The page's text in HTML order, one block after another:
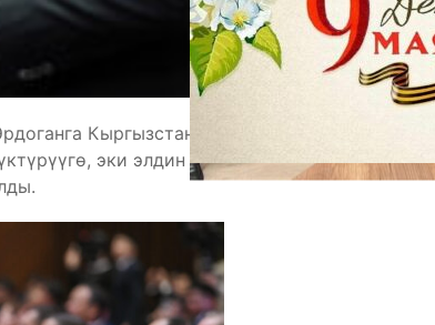
Кыргызстан менен Түркиянын
эки элдин биримдигин жана достугун